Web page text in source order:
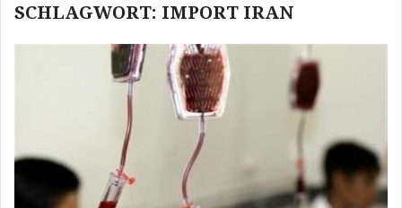
SCHLAGWORT: IMPORT IRAN